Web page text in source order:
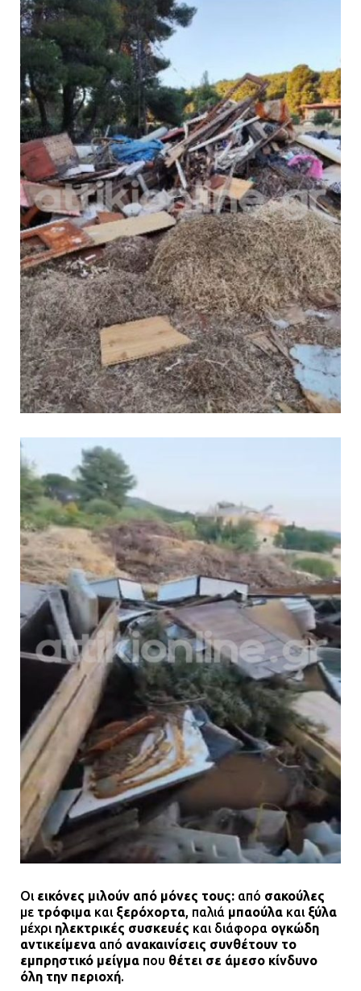
Οι εικόνες μιλούν από μόνες τους: από σακούλες
με τρόφιμα και ξερόχορτα , παλιά μπαούλα και ξύλα
μέχρι ηλεκτρικές συσκευές και διάφορα ογκώδη
αντικείμενα από ανακαινίσεις συνθέτουν το
εμπρηστικό μείγμα που θέτει σε άμεσο κίνδυνο
όλη την περιοχή.